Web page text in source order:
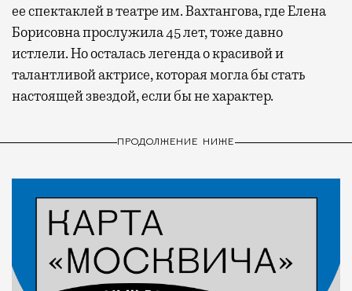
ее спектаклей в театре им. Вахтангова, где Елена
Борисовна прослужила 45 лет, тоже давно
истлели. Но осталась легенда о красивой и
талантливой актрисе, которая могла бы стать
настоящей звездой, если бы не характер.
ПРОДОЛЖЕНИЕ НИЖЕ